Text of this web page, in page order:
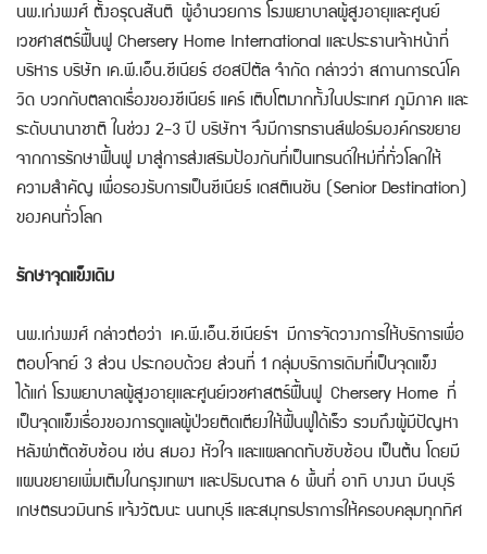
นพ.เก่งพงศ์ ตั้งอรุณสันติ ผู้อำนวยการ โรงพยาบาลผู้สูงอายุและศูนย์
เวชศาสตร์ฟื้นฟู Chersery Home International และประธานเจ้าหน้าที่
บริหาร บริษัท เค.พี.เอ็น.ซีเนียร์ ฮอสปิตัล จำกัด กล่าวว่า สถานการณ์โค
วิด บวกกับตลาดเรื่องของซีเนียร์ แคร์ เติบโตมากทั้งในประเทศ ภูมิภาค และ
ระดับนานาชาติ ในช่วง 2-3 ปี บริษัทฯ จึงมีการทรานส์ฟอร์มองค์กรขยาย
จากการรักษาฟื้นฟู มาสู่การส่งเสริมป้องกันที่เป็นเทรนด์ใหม่ที่ทั่วโลกให้
ความสำคัญ เพื่อรองรับการเป็นซีเนียร์ เดสติเนชัน (Senior Destination)
ของคนทั่วโลก
รักษาจุดแข็งเดิม
นพ.เก่งพงศ์ กล่าวต่อว่า เค.พี.เอ็น.ซีเนียร์ฯ มีการจัดวางการให้บริการเพื่อ
ตอบโจทย์ 3 ส่วน ประกอบด้วย ส่วนที่ 1 กลุ่มบริการเดิมที่เป็นจุดแข็ง
ได้แก่ โรงพยาบาลผู้สูงอายุและศูนย์เวชศาสตร์ฟื้นฟู Chersery Home ที่
เป็นจุดแข็งเรื่องของการดูแลผู้ป่วยติดเตียงให้ฟื้นฟูได้เร็ว รวมถึงผู้มีปัญหา
หลังผ่าตัดซับซ้อน เช่น สมอง หัวใจ และแผลกดทับซับซ้อน เป็นต้น โดยมี
แผนขยายเพิ่มเติมในกรุงเทพฯ และปริมณฑล 6 พื้นที่ อาทิ บางนา มีนบุรี
เกษตรนวมินทร์ แจ้งวัฒนะ นนทบุรี และสมุทรปราการให้ครอบคลุมทุกทิศ